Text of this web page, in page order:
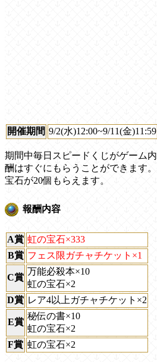
開催期間 9/2(水)12:00~9/11(金)11:59
期間中毎日スピードくじがゲーム
酬はすぐにもらうことができます
宝石が20個もらえます。
報酬内容
A賞 虹の宝石×333
B賞 フェス限ガチャチケット×1
C賞
万能必殺本×10
虹の宝石×2
D賞 レア4以上ガチャチケット×2
E賞
秘伝の書×10
虹の宝石×2
F賞 虹の宝石×2